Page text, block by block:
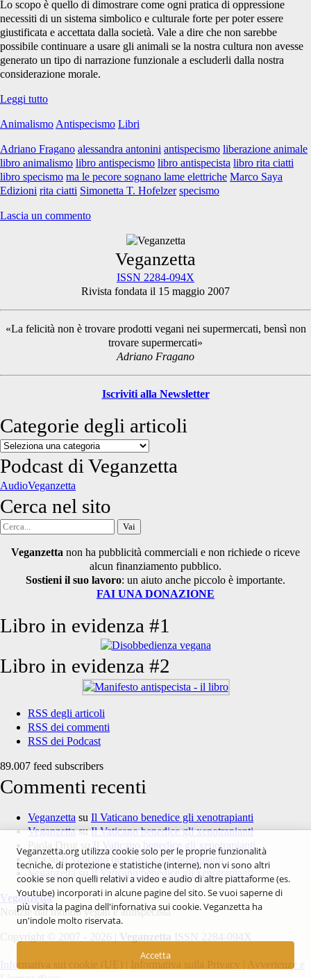
Lo scopo è quello di dimostrare come ogni pratica di oppressione
necessiti di un sistema simbolico e culturale forte per poter essere
giustificata e accettata dalla società. Vale a dire che non sarebbe
possibile continuare a usare gli animali se la nostra cultura non avesse
generato un tipo di narrazione funzionale a escluderli dalla nostra
considerazione morale.
Leggi tuttoLibri:
le
sognano
lame
elettriche?
Animalismo Antispecismo Libri
Adriano Fragano alessandra antonini antispecismo liberazione animale
libro animalismo libro antispecismo libro antispecista libro rita ciatti
libro specismo ma le pecore sognano lame elettriche Marco Saya
Edizioni rita ciatti Simonetta T. Hofelzer specismo
Lascia un commento
Sidebar
Veganzetta
ISSN 2284-094X
Rivista fondata il 15 maggio 2007
«La felicità non è trovare prodotti vegani nei supermercati, bensì non
trovare supermercati»
Adriano Fragano
Iscriviti alla Newsletter
Categorie degli articoli
Categorie
degli
articoli
Podcast di Veganzetta
AudioVeganzetta
Cerca nel sito
Cerca
Veganzetta non ha pubblicità commerciali e non richiede o riceve
alcun finanziamento pubblico.
Sostieni il suo lavoro: un aiuto anche piccolo è importante.
FAI UNA DONAZIONE
Libro in evidenza #1
Libro in evidenza #2
RSS degli articoli
RSS dei commenti
RSS dei Podcast
89.007 feed subscribers
Commenti recenti
Veganzetta su Il Vaticano benedice gli xenotrapianti
VeganzettasuIl Vaticano benedice gli xenotrapianti
Paola Drog suIl Vaticano benedice gli xenotrapianti
luca suIl Vaticano benedice gli xenotrapianti
Veganzetta su Il Vaticano benedice gli xenotrapianti
Veganzetta
Notizie dal mondo vegan e antispecista
Copyright © 2007 - 2026 | Veganzetta ISSN 2284-094X
Informativa sui cookie (UE) Informativa sulla Privacy
Avvertenze e
Veganzetta.org utilizza cookie solo per le proprie funzionalità
tecniche, di protezione e statistiche (interne), non vi sono altri
cookie se non quelli relativi a video e audio di altre piattaforme (es.
Youtube) incorporati in alcune pagine del sito. Se vuoi saperne di
più visita la pagina dell'infornativa sui cookie. Veganzetta ha
un'indole molto riservata.
Accetta